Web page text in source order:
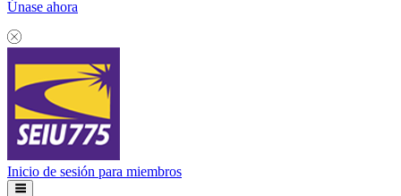
Únase ahora
Inicio de sesión para miembros